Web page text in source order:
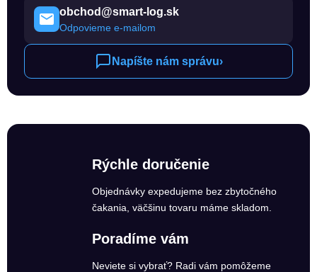
obchod@smart-log.sk
Odpovieme e-mailom
Napíšte nám správu›
Rýchle doručenie
Objednávky expedujeme bez zbytočného
čakania, väčšinu tovaru máme skladom.
Poradíme vám
Neviete si vybrať? Radi vám pomôžeme